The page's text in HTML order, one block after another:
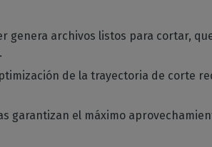
genera archivos listos para cortar,
de la trayectoria de corte
garantizan el máximo